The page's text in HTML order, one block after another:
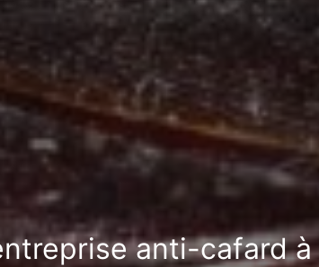
anti-cafard à